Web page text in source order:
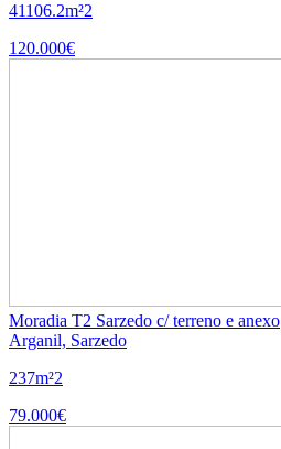
41106.2m²2
120.000€
Moradia T2 Sarzedo c/ terreno e anexo
Arganil, Sarzedo
237m²2
79.000€